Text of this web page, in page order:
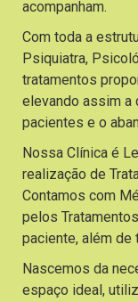
acompanham.
Com toda a
Psiquiatra,
tratamentos
elevando assim a
pacientes e o
Nossa Clínica é
realização de
Contamos com
pelos
paciente, além de
Nascemos da
espaço ideal,